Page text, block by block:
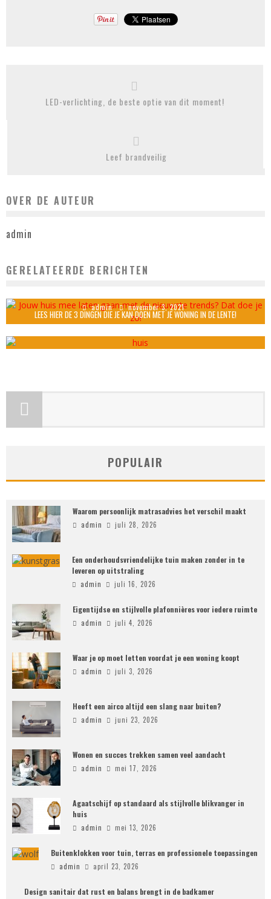
LED-verlichting, de beste optie van dit moment!
Leef brandveilig
OVER DE AUTEUR
admin
GERELATEERDE BERICHTEN
admin november 3, 2021
LEES HIER DE 3 DINGEN DIE JE KAN DOEN MET JE WONING IN DE LENTE!
POPULAIR
Waarom persoonlijk matrasadvies het verschil maakt
admin juli 28, 2026
Een onderhoudsvriendelijke tuin maken zonder in te
leveren op uitstraling
admin juli 16, 2026
Eigentijdse en stijlvolle plafonnières voor iedere ruimte
admin juli 4, 2026
Waar je op moet letten voordat je een woning koopt
admin juli 3, 2026
Heeft een airco altijd een slang naar buiten?
admin juni 23, 2026
Wonen en succes trekken samen veel aandacht
admin mei 17, 2026
Agaatschijf op standaard als stijlvolle blikvanger in
huis
admin mei 13, 2026
Buitenklokken voor tuin, terras en professionele toepassingen
admin april 23, 2026
Design sanitair dat rust en balans brengt in de badkamer